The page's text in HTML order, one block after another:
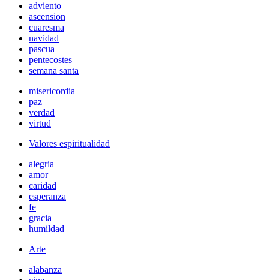
adviento
ascension
cuaresma
navidad
pascua
pentecostes
semana santa
misericordia
paz
verdad
virtud
Valores espiritualidad
alegria
amor
caridad
esperanza
fe
gracia
humildad
Arte
alabanza